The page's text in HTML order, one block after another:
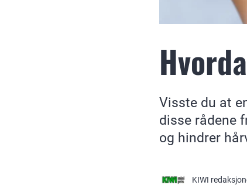
Visste du at
disse rådene
og hindrer
KIWI